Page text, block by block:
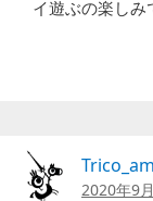
イ遊ぶの楽しみ
2020年9